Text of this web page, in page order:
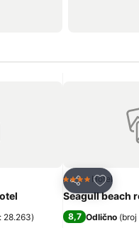
28.263)
Deli
Dodati u
4 Zvezdice
Hotel
Seagull beach
8,7 Odlično (broj